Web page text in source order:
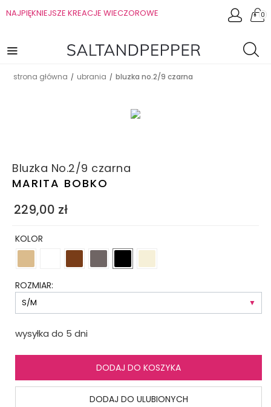
NAJPIĘKNIEJSZE KREACJE WIECZOROWE 0
strona główna / ubrania / bluzka no.2/9 czarna
Bluzka No.2/9 czarna
MARITA BOBKO
229,00 zł
KOLOR
ROZMIAR:
wysyłka do 5 dni
DODAJ DO KOSZYKA
DODAJ DO ULUBIONYCH